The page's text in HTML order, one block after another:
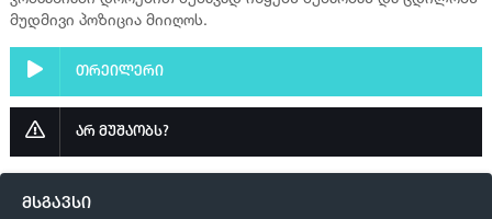
მუდმივი პოზიცია მიიღოს.
თრეილერი
არ მუშაობს?
მსგავსი